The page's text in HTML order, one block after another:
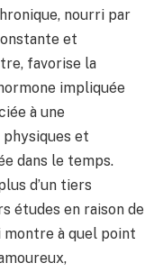
nourri par
et
favorise la
impliquée
à une
et
dans le temps.
d’un tiers
études en raison de
à quel point